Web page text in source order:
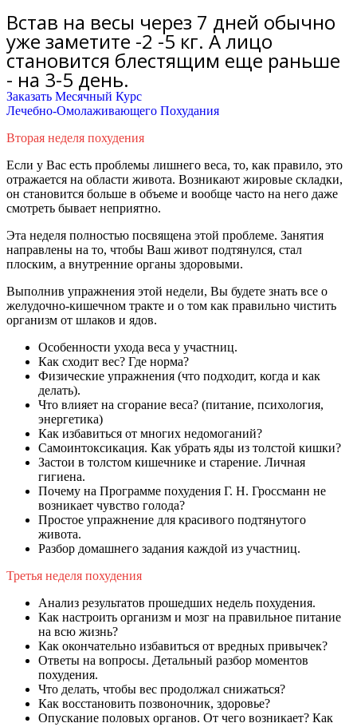
Встав на весы через 7 дней обычно
уже заметите -2 -5 кг. А лицо
становится блестящим еще раньше
- на 3-5 день.
Заказать Месячный Курс
Лечебно-Омолаживающего Похудания
Вторая неделя похудения
Если у Вас есть проблемы лишнего веса, то, как правило, это
отражается на области живота. Возникают жировые складки,
он становится больше в объеме и вообще часто на него даже
смотреть бывает неприятно.
Эта неделя полностью посвящена этой проблеме. Занятия
направлены на то, чтобы Ваш живот подтянулся, стал
плоским, а внутренние органы здоровыми.
Выполнив упражнения этой недели, Вы будете знать все о
желудочно-кишечном тракте и о том как правильно чистить
организм от шлаков и ядов.
Особенности ухода веса у участниц.
Как сходит вес? Где норма?
Физические упражнения (что подходит, когда и как
делать).
Что влияет на сгорание веса? (питание, психология,
энергетика)
Как избавиться от многих недомоганий?
Самоинтоксикация. Как убрать яды из толстой кишки?
Застои в толстом кишечнике и старение. Личная
гигиена.
Почему на Программе похудения Г. Н. Гроссманн не
возникает чувство голода?
Простое упражнение для красивого подтянутого
живота.
Разбор домашнего задания каждой из участниц.
Третья неделя похудения
Анализ результатов прошедших недель похудения.
Как настроить организм и мозг на правильное питание
на всю жизнь?
Как окончательно избавиться от вредных привычек?
Ответы на вопросы. Детальный разбор моментов
похудения.
Что делать, чтобы вес продолжал снижаться?
Как восстановить позвоночник, здоровье?
Опускание половых органов. От чего возникает? Как